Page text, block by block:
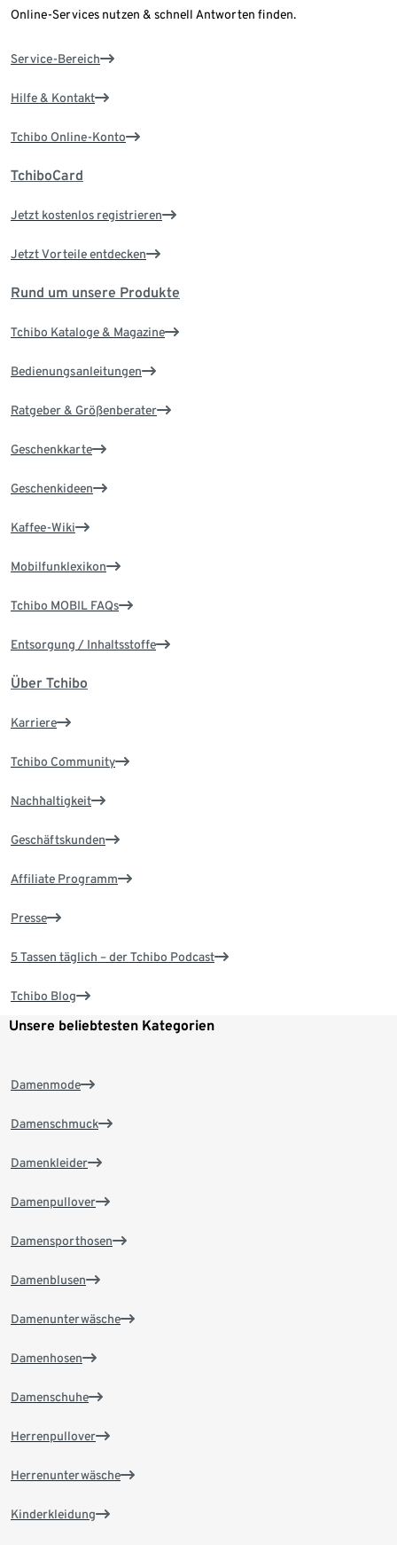
Online-Services nutzen & schnell Antworten finden.
Service-Bereich
Hilfe & Kontakt
Tchibo Online-Konto
TchiboCard
Jetzt kostenlos registrieren
Jetzt Vorteile entdecken
Rund um unsere Produkte
Tchibo Kataloge & Magazine
Bedienungsanleitungen
Ratgeber & Größenberater
Geschenkkarte
Geschenkideen
Kaffee-Wiki
Mobilfunklexikon
Tchibo MOBIL FAQs
Entsorgung / Inhaltsstoffe
Über Tchibo
Karriere
Tchibo Community
Nachhaltigkeit
Geschäftskunden
Affiliate Programm
Presse
5 Tassen täglich – der Tchibo Podcast
Tchibo Blog
Unsere beliebtesten Kategorien
Damenmode
Damenschmuck
Damenkleider
Damenpullover
Damensporthosen
Damenblusen
Damenunterwäsche
Damenhosen
Damenschuhe
Herrenpullover
Herrenunterwäsche
Kinderkleidung